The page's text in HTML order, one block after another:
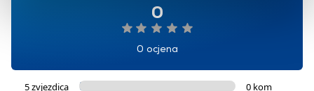
0
0 ocjena
5 zvjezdica
0 kom